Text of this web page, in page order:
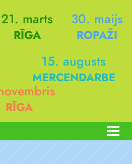
21. marts
RĪGA
30. maijs
ROPAŽI
15. augusts
MERCENDARBE
RĪGA